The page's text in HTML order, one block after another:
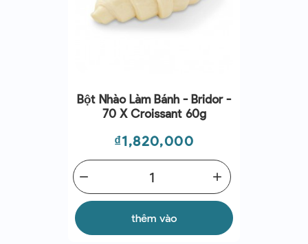
Bột Nhào Làm Bánh - Bridor -
70 X Croissant 60g
Giá
₫1,820,000
add
remove
thêm vào